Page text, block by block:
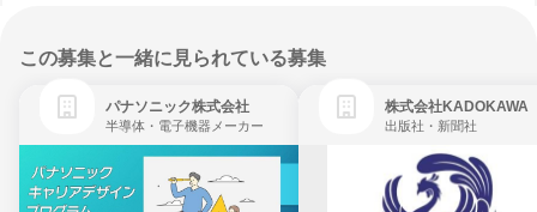
この募集と一緒に見られている募集
パナソニック株式会社
半導体・電子機器メーカー
株式会社KADOKAWA
出版社・新聞社